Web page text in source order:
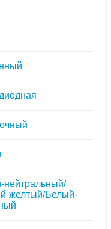
нейтральный/
желтый/Белый-